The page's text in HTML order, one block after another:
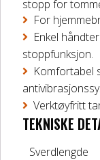
stopp for
For
Enkel
stoppfunksjon.
Komfortabel
Verktøyfritt
TEKNISKE
Sverdlengde